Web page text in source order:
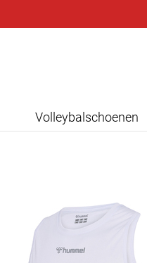
Volleybalschoenen